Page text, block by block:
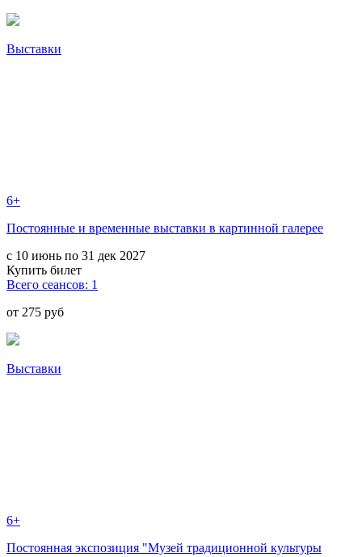
Выставки
6+
Постоянные и временные выставки в картинной галерее
с 10 июнь по 31 дек 2027
Купить билет
Всего сеансов: 1
от 275 руб
Выставки
6+
Постоянная экспозиция "Музей традиционной культуры